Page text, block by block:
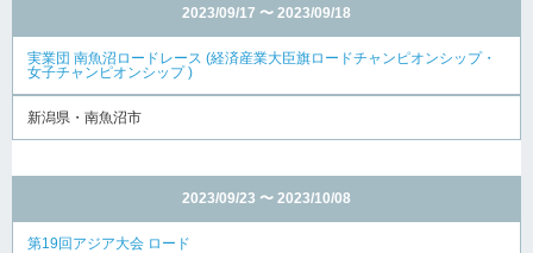
2023/09/17 〜 2023/09/18
実業団 南魚沼ロードレース (経済産業大臣旗ロードチャンピオンシップ・
女子チャンピオンシップ )
新潟県・南魚沼市
2023/09/23 〜 2023/10/08
第19回アジア大会 ロード